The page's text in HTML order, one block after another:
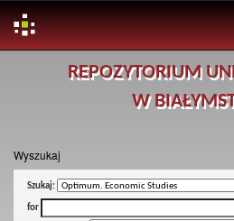
REPOZYTORIUM
W
Wyszukaj
Szukaj:
for